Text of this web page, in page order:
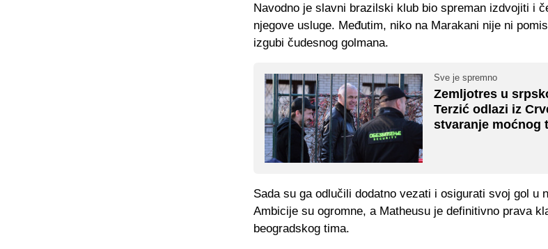
Navodno je slavni brazilski klub bio spreman izdvojiti i
njegove usluge. Međutim, niko na Marakani nije ni
izgubi čudesnog golmana.
Sve je spremno
Zemljotres u
Terzić odlazi iz
stvaranje moćnog
Sada su ga odlučili dodatno vezati i osigurati svoj gol u
Ambicije su ogromne, a Matheusu je definitivno prava
beogradskog tima.